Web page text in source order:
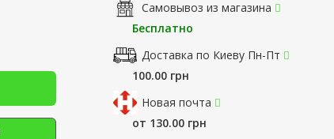
Самовывоз из магазина
Бесплатно
Доставка по Киеву Пн-Пт
100.00 грн
Новая почта
от 130.00 грн